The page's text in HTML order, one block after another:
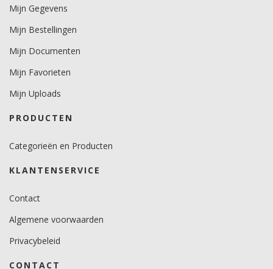
Mijn Gegevens
Mijn Bestellingen
Mijn Documenten
Mijn Favorieten
Mijn Uploads
PRODUCTEN
Categorieën en Producten
KLANTENSERVICE
Contact
Algemene voorwaarden
Privacybeleid
CONTACT